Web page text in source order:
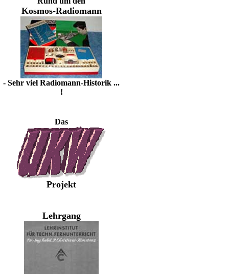
Kosmos-Radiomann
- Sehr viel Radiomann-Historik ...
!
Das
Projekt
Lehrgang